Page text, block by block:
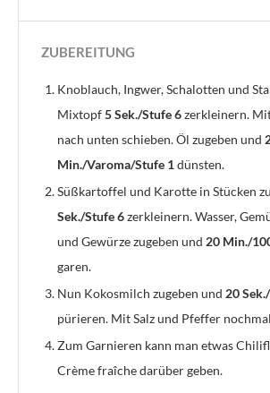
ZUBEREITUNG
Knoblauch, Ingwer, Schalotten und
Mixtopf5 Sek./Stufe 6zerkleinern.
nach unten schieben. Öl zugeben und
Min./Varoma/Stufe 1dünsten.
Süßkartoffel und Karotte in Stücken
Sek./Stufe 6zerkleinern. Wasser,
und Gewürze zugeben und 20 Min./
garen.
Nun Kokosmilch zugeben und 20
pürieren. Mit Salz und Pfeffer
Zum Garnieren kann man etwas
Crème fraîche darüber geben.